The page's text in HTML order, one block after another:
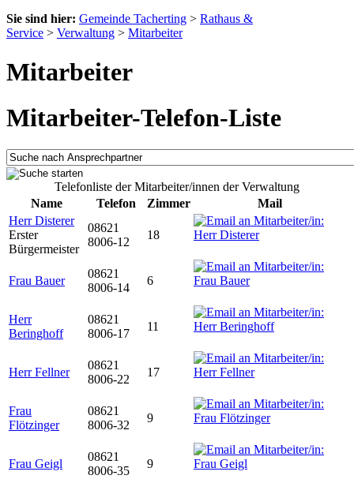
Sie sind hier: Gemeinde Tacherting > Rathaus &
Service > Verwaltung > Mitarbeiter
Mitarbeiter
Mitarbeiter-Telefon-Liste
Telefonliste der Mitarbeiter/innen der Verwaltung
Name
Telefon Zimmer
Mail
Herr Disterer
Erster
Bürgermeister
08621
8006-12
18
Frau Bauer
08621
8006-14
6
Herr
Beringhoff
08621
8006-17
11
Herr Fellner
08621
8006-22
17
Frau
Flötzinger
08621
8006-32
9
Frau Geigl
08621
8006-35
9